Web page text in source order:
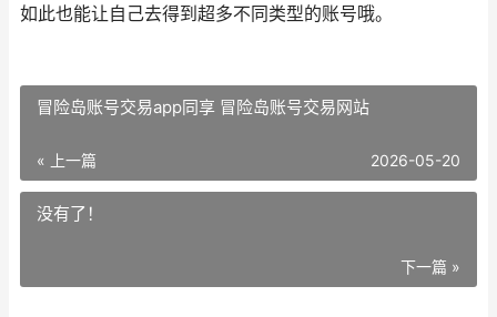
如此也能让自己去得到超多不同类型的账号哦。
冒险岛账号交易app同享 冒险岛账号交易网站
« 上一篇 2026-05-20
没有了！
下一篇 »